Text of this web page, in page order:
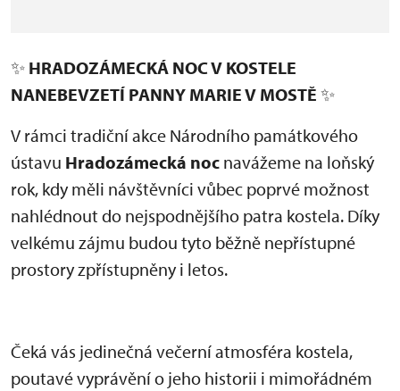
✨ HRADOZÁMECKÁ NOC V KOSTELE
NANEBEVZETÍ PANNY MARIE V MOSTĚ ✨
V rámci tradiční akce Národního památkového
ústavu Hradozámecká noc navážeme na loňský
rok, kdy měli návštěvníci vůbec poprvé možnost
nahlédnout do nejspodnějšího patra kostela. Díky
velkému zájmu budou tyto běžně nepřístupné
prostory zpřístupněny i letos.
Čeká vás jedinečná večerní atmosféra kostela,
poutavé vyprávění o jeho historii i mimořádném